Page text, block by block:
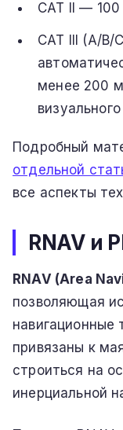
CAT II —
CAT III (A/
менее 200
Подробный
отдельной
все аспекты
RNAV и
RNAV (Area
позволяющая
навигационные
привязаны к
строиться на
инерциальной